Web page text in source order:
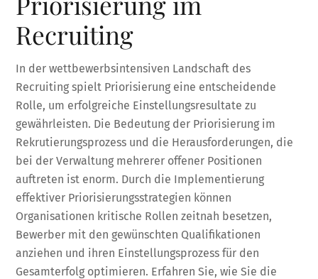
Recruiting
In der wettbewerbsintensiven Landschaft des
Recruiting spielt Priorisierung eine entscheidende
Rolle, um erfolgreiche Einstellungsresultate zu
gewährleisten. Die Bedeutung der Priorisierung im
Rekrutierungsprozess und die Herausforderungen, die
bei der Verwaltung mehrerer offener Positionen
auftreten ist enorm. Durch die Implementierung
effektiver Priorisierungsstrategien können
Organisationen kritische Rollen zeitnah besetzen,
Bewerber mit den gewünschten Qualifikationen
anziehen und ihren Einstellungsprozess für den
Gesamterfolg optimieren. Erfahren Sie, wie Sie die